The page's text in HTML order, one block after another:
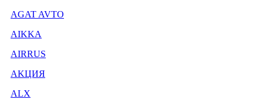
AGAT AVTO
AIKKA
AIRRUS
AKЦИЯ
ALX